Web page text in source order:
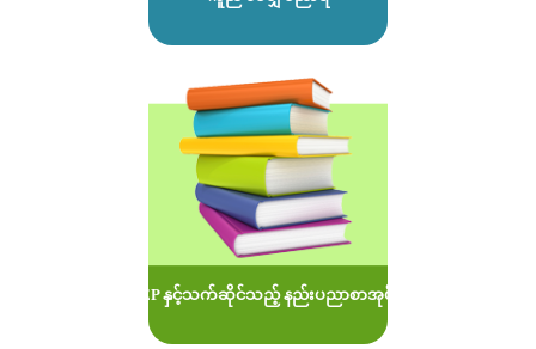
MOEP နှင့်သက်ဆိုင်သည့် နည်းပညာစာအုပ်များ